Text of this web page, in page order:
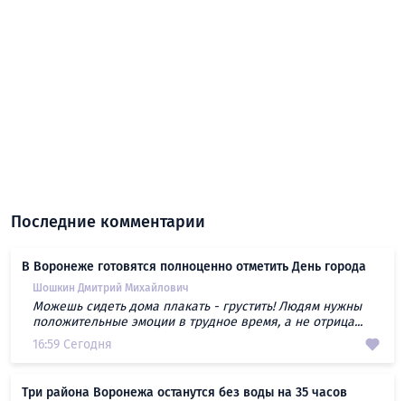
Последние комментарии
В Воронеже готовятся полноценно отметить День города
Шошкин Дмитрий Михайлович
Можешь сидеть дома плакать - грустить! Людям нужны
положительные эмоции в трудное время, а не отрица...
16:59 Сегодня
Три района Воронежа останутся без воды на 35 часов